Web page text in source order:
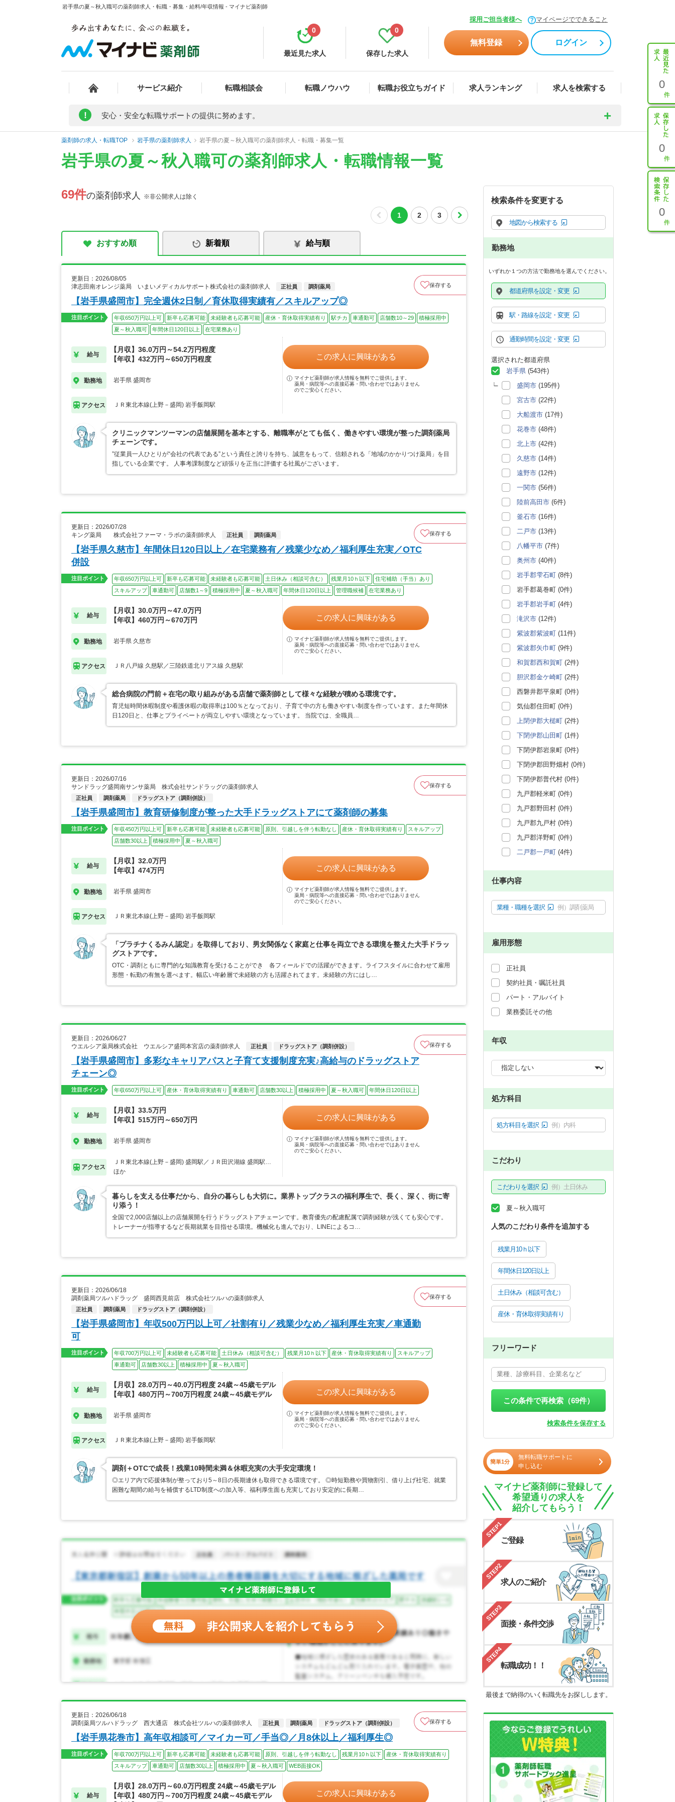
岩手県の夏～秋入職可の薬剤師求人・転職・募集・給料/年収情報 - マイナビ薬剤師
採用ご担当者様へ マイページでできること
最近見た求人
0
保存した求人
0
無料登録 ログイン
サービス紹介 転職相談会 転職ノウハウ 転職お役立ちガイド 求人ランキング 求人を検索する 0
0
0
! 安心・安全な転職サポートの提供に努めます。
薬剤師の求人・転職TOP 岩手県の薬剤師求人 岩手県の夏～秋入職可の薬剤師求人・転職・募集一覧
岩手県の夏～秋入職可の薬剤師求人・転職情報一覧
69件の薬剤師求人 ※非公開求人は除く
1 2 3
おすすめ順 新着順 給与順
更新日：2026/08/05
津志田南オレンジ薬局 いまいメディカルサポート株式会社の薬剤師求人
正社員 調剤薬局 保存する
【岩手県盛岡市】完全週休2日制／育休取得実績有／スキルアップ◎
注目ポイント 年収650万円以上可 新卒も応募可能 未経験者も応募可能 産休・育休取得実績有り 駅チカ 車通勤可 店舗数10～29
積極採用中
夏～秋入職可
年間休日120日以上 在宅業務あり
給与
【月収】36.0万円～54.2万円程度
【年収】432万円～650万円程度
勤務地 岩手県 盛岡市
アクセス ＪＲ東北本線(上野－盛岡) 岩手飯岡駅
この求人に興味がある
マイナビ薬剤師が求人情報を無料でご提供します。
薬局・病院等への直接応募・問い合わせではありません
のでご安心ください。
クリニックマンツーマンの店舗展開を基本とする、離職率がとても低く、働きやすい環境が整った調剤薬局
チェーンです。
”従業員一人ひとりが“会社の代表である”という責任と誇りを持ち、誠意をもって、信頼される「地域のかかりつけ薬局」を目
指している企業です。 人事考課制度など頑張りを正当に評価する社風がございます。
更新日：2026/07/28
キング薬局 株式会社ファーマ・ラボの薬剤師求人
正社員 調剤薬局 保存する
【岩手県久慈市】年間休日120日以上／在宅業務有／残業少なめ／福利厚生充実／OTC
併設
注目ポイント 年収650万円以上可 新卒も応募可能 未経験者も応募可能 土日休み（相談可含む） 残業月10ｈ以下
住宅補助（手当）あり
スキルアップ
車通勤可 店舗数1～9 積極採用中 夏～秋入職可 年間休日120日以上 管理職候補 在宅業務あり
給与
【月収】30.0万円～47.0万円
【年収】460万円～670万円
勤務地 岩手県 久慈市
アクセス ＪＲ八戸線 久慈駅／三陸鉄道北リアス線 久慈駅
この求人に興味がある
マイナビ薬剤師が求人情報を無料でご提供します。
薬局・病院等への直接応募・問い合わせではありません
のでご安心ください。
総合病院の門前＋在宅の取り組みがある店舗で薬剤師として様々な経験が積める環境です。
育児短時間休暇制度や看護休暇の取得率は100％となっており、子育て中の方も働きやすい制度を作っています。また年間休
日120日と、仕事とプライベートが両立しやすい環境となっています。 当院では、全職員…
更新日：2026/07/16
サンドラッグ盛岡南サンサ薬局 株式会社サンドラッグの薬剤師求人
正社員 調剤薬局 ドラッグストア（調剤併設）
保存する
【岩手県盛岡市】教育研修制度が整った大手ドラッグストアにて薬剤師の募集
注目ポイント 年収450万円以上可 新卒も応募可能 未経験者も応募可能 原則、引越しを伴う転勤なし 産休・育休取得実績有り
スキルアップ
店舗数30以上
積極採用中 夏～秋入職可
給与
【月収】32.0万円
【年収】474万円
勤務地 岩手県 盛岡市
アクセス ＪＲ東北本線(上野－盛岡) 岩手飯岡駅
この求人に興味がある
マイナビ薬剤師が求人情報を無料でご提供します。
薬局・病院等への直接応募・問い合わせではありません
のでご安心ください。
「プラチナくるみん認定」を取得しており、男女関係なく家庭と仕事を両立できる環境を整えた大手ドラッ
グストアです。
OTC・調剤ともに専門的な知識教育を受けることができ 各フィールドでの活躍ができます。ライフスタイルに合わせて雇用
形態・転勤の有無を選べます。幅広い年齢層で未経験の方も活躍されてます。未経験の方にはし…
更新日：2026/06/27
ウエルシア薬局株式会社 ウエルシア盛岡本宮店の薬剤師求人
正社員 ドラッグストア（調剤併設） 保存する
【岩手県盛岡市】多彩なキャリアパスと子育て支援制度充実♪高給与のドラッグストア
チェーン◎
注目ポイント 年収650万円以上可 産休・育休取得実績有り 車通勤可 店舗数30以上 積極採用中 夏～秋入職可 年間休日120日以上
給与
【月収】33.5万円
【年収】515万円～650万円
勤務地 岩手県 盛岡市
アクセス
ＪＲ東北本線(上野－盛岡) 盛岡駅／ＪＲ田沢湖線 盛岡駅…
ほか
この求人に興味がある
マイナビ薬剤師が求人情報を無料でご提供します。
薬局・病院等への直接応募・問い合わせではありません
のでご安心ください。
暮らしを支える仕事だから、自分の暮らしも大切に。業界トップクラスの福利厚生で、長く、深く、街に寄
り添う！
全国で2,000店舗以上の店舗展開を行うドラッグストアチェーンです。教育優先の配慮配属で調剤経験が浅くても安心です。
トレーナーが指導するなど長期就業を目指せる環境。機械化も進んでおり、LINEによるコ…
更新日：2026/06/18
調剤薬局ツルハドラッグ 盛岡西見前店 株式会社ツルハの薬剤師求人
正社員 調剤薬局 ドラッグストア（調剤併設）
保存する
【岩手県盛岡市】年収500万円以上可／社割有り／残業少なめ／福利厚生充実／車通勤
可
注目ポイント 年収700万円以上可 未経験者も応募可能 土日休み（相談可含む） 残業月10ｈ以下 産休・育休取得実績有り
スキルアップ
車通勤可
店舗数30以上 積極採用中 夏～秋入職可
給与
【月収】28.0万円～40.0万円程度 24歳～45歳モデル
【年収】480万円～700万円程度 24歳～45歳モデル
勤務地 岩手県 盛岡市
アクセス ＪＲ東北本線(上野－盛岡) 岩手飯岡駅
この求人に興味がある
マイナビ薬剤師が求人情報を無料でご提供します。
薬局・病院等への直接応募・問い合わせではありません
のでご安心ください。
調剤＋OTCで成長！残業10時間未満＆休暇充実の大手安定環境！
◎エリア内で応援体制が整っており5～8日の長期連休も取得できる環境です。 ◎時短勤務や買物割引、借り上げ社宅、就業
困難な期間の給与を補償するLTD制度への加入等、福利厚生面も充実しており安定的に長期…
更新日：2026/06/18
調剤薬局ツルハドラッグ 西大通店 株式会社ツルハの薬剤師求人
正社員 調剤薬局 ドラッグストア（調剤併設） 保存する
【岩手県花巻市】高年収相談可／マイカー可／手当◎／月8休以上／福利厚生◎
注目ポイント 年収700万円以上可 新卒も応募可能 未経験者も応募可能 原則、引越しを伴う転勤なし 残業月10ｈ以下
産休・育休取得実績有り
スキルアップ
車通勤可 店舗数30以上 積極採用中 夏～秋入職可 WEB面接OK
給与
【月収】28.0万円～60.0万円程度 24歳～45歳モデル
【年収】480万円～700万円程度 24歳～45歳モデル
この求人に興味がある
検索条件を変更する
地図から検索する
勤務地
いずれか１つの方法で勤務地を選んでください。
都道府県を設定・変更
駅・路線を設定・変更
通勤時間を設定・変更
選択された都道府県
岩手県 (543件)
盛岡市 (195件)
宮古市 (22件)
大船渡市 (17件)
花巻市 (48件)
北上市 (42件)
久慈市 (14件)
遠野市 (12件)
一関市 (56件)
陸前高田市 (6件)
釜石市 (16件)
二戸市 (13件)
八幡平市 (7件)
奥州市 (40件)
岩手郡雫石町 (8件)
岩手郡葛巻町 (0件)
岩手郡岩手町 (4件)
滝沢市 (12件)
紫波郡紫波町 (11件)
紫波郡矢巾町 (9件)
和賀郡西和賀町 (2件)
胆沢郡金ケ崎町 (2件)
西磐井郡平泉町 (0件)
気仙郡住田町 (0件)
上閉伊郡大槌町 (2件)
下閉伊郡山田町 (1件)
下閉伊郡岩泉町 (0件)
下閉伊郡田野畑村 (0件)
下閉伊郡普代村 (0件)
九戸郡軽米町 (0件)
九戸郡野田村 (0件)
九戸郡九戸村 (0件)
九戸郡洋野町 (0件)
二戸郡一戸町 (4件)
仕事内容
業種・職種を選択 例）調剤薬局
雇用形態
正社員
契約社員・嘱託社員
パート・アルバイト
業務委託その他
年収
処方科目
処方科目を選択 例）内科
こだわり
こだわりを選択 例）土日休み
夏～秋入職可
人気のこだわり条件を追加する
残業月10ｈ以下
年間休日120日以上
土日休み（相談可含む）
産休・育休取得実績有り
フリーワード
この条件で再検索（69件）
検索条件を保存する
簡単1分
無料転職サポートに
申し込む
マイナビ薬剤師に登録して
希望通りの求人を
紹介してもらう！
STEP1
ご登録
STEP2
求人のご紹介
STEP3
面接・条件交渉
STEP4
転職成功！！
最後まで納得のいく転職先をお探しします。